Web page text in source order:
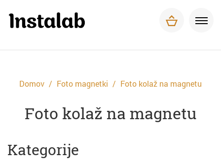
Tisk za podjetja
Dostava in plačilo
Domov Foto magnetki Foto kolaž na magnetu
Foto kolaž na magnetu
Kategorije